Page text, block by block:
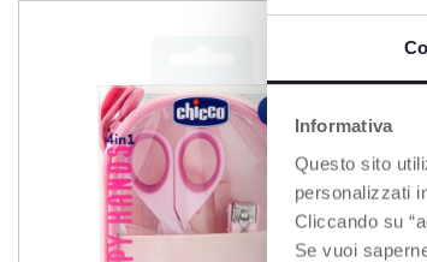
Informativa
Questo sito
personalizzati
Cliccando su
Se vuoi